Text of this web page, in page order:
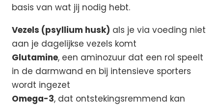
basis van wat jij nodig hebt.
Vezels (psyllium husk) als je via voeding niet
aan je dagelijkse vezels komt
Glutamine, een aminozuur dat een rol speelt
in de darmwand en bij intensieve sporters
wordt ingezet
Omega-3, dat ontstekingsremmend kan